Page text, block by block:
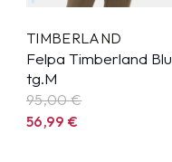
TIMBERLAND
Felpa Timberland Blu
tg.M
95,00 €
56,99€